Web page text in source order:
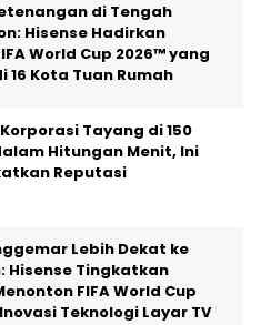
di Tengah
Hisense Hadirkan
World Cup 2026™ yang
16 Kota Tuan Rumah
Tayang di 150
Hitungan Menit, Ini
Reputasi
Lebih Dekat ke
Hisense Tingkatkan
FIFA World Cup
Teknologi Layar TV